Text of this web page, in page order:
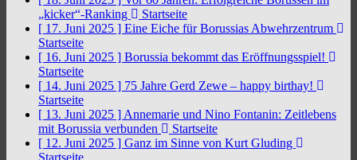
„kicker“-Ranking
Startseite
[ 17. Juni 2025 ] Eine Eiche für Borussias Abwehrzentrum
Startseite
[ 16. Juni 2025 ] Borussia bekommt das Eröffnungsspiel!
Startseite
[ 14. Juni 2025 ] 75 Jahre Gerd Zewe – happy birthay!
Startseite
[ 13. Juni 2025 ] Annemarie und Nino Fontanin: Zeitlebens
mit Borussia verbunden
Startseite
[ 12. Juni 2025 ] Ganz im Sinne von Kurt Gluding
Startseite